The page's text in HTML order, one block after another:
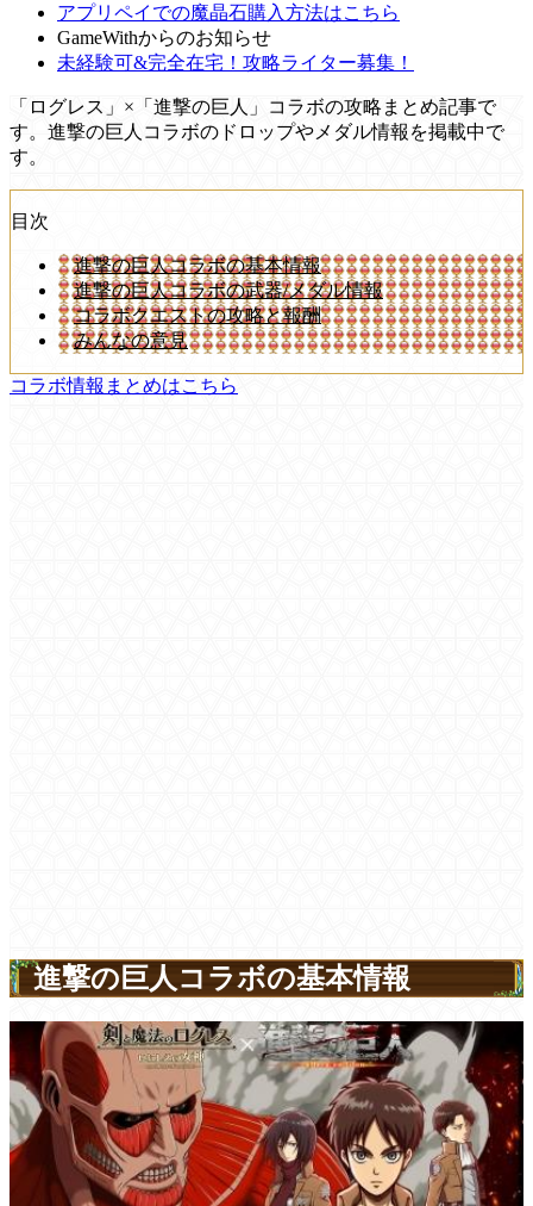
アプリペイでの魔晶石購入方法はこちら
GameWithからのお知らせ
未経験可&完全在宅！攻略ライター募集！
「ログレス」×「進撃の巨人」コラボの攻略まとめ記事で
す。進撃の巨人コラボのドロップやメダル情報を掲載中で
す。
目次
進撃の巨人コラボの基本情報
進撃の巨人コラボの武器/メダル情報
コラボクエストの攻略と報酬
みんなの意見
コラボ情報まとめはこちら
進撃の巨人コラボの基本情報